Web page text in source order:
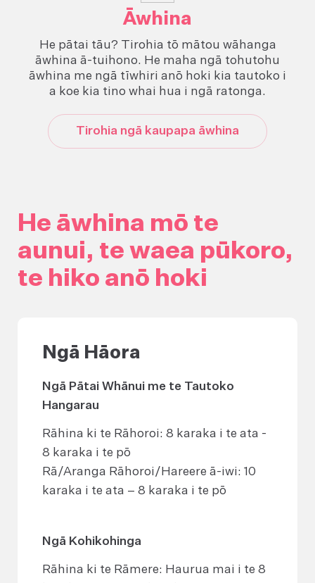
Āwhina
He pātai tāu? Tirohia tō mātou wāhanga
āwhina ā-tuihono. He maha ngā tohutohu
āwhina me ngā tīwhiri anō hoki kia tautoko i
a koe kia tino whai hua i ngā ratonga.
Tirohia ngā kaupapa āwhina
He āwhina mō te
aunui, te waea pūkoro,
te hiko anō hoki
Ngā Hāora
Ngā Pātai Whānui me te Tautoko
Hangarau
Rāhina ki te Rāhoroi: 8 karaka i te ata -
8 karaka i te pō
Rā/Aranga Rāhoroi/Hareere ā-iwi: 10
karaka i te ata – 8 karaka i te pō
Ngā Kohikohinga
Rāhina ki te Rāmere: Haurua mai i te 8